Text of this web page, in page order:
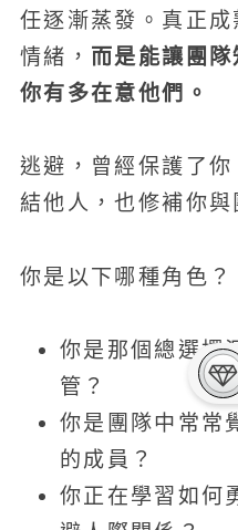
任逐漸蒸發。真正
情緒， 而是能讓團隊
你有多在意他們。
逃避，曾經保護了
結他人，也修補你與
你是以下哪種角色？
你是那個總選擇
管？
你是團隊中常常
的成員？
你正在學習如何